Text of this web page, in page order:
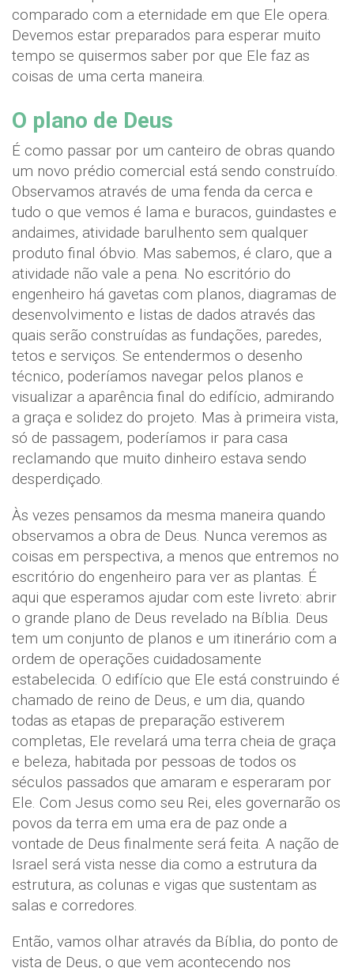
comparado com a eternidade em que Ele opera.
Devemos estar preparados para esperar muito
tempo se quisermos saber por que Ele faz as
coisas de uma certa maneira.
O plano de Deus
É como passar por um canteiro de obras quando
um novo prédio comercial está sendo construído.
Observamos através de uma fenda da cerca e
tudo o que vemos é lama e buracos, guindastes e
andaimes, atividade barulhento sem qualquer
produto final óbvio. Mas sabemos, é claro, que a
atividade não vale a pena. No escritório do
engenheiro há gavetas com planos, diagramas de
desenvolvimento e listas de dados através das
quais serão construídas as fundações, paredes,
tetos e serviços. Se entendermos o desenho
técnico, poderíamos navegar pelos planos e
visualizar a aparência final do edifício, admirando
a graça e solidez do projeto. Mas à primeira vista,
só de passagem, poderíamos ir para casa
reclamando que muito dinheiro estava sendo
desperdiçado.
Às vezes pensamos da mesma maneira quando
observamos a obra de Deus. Nunca veremos as
coisas em perspectiva, a menos que entremos no
escritório do engenheiro para ver as plantas. É
aqui que esperamos ajudar com este livreto: abrir
o grande plano de Deus revelado na Bíblia. Deus
tem um conjunto de planos e um itinerário com a
ordem de operações cuidadosamente
estabelecida. O edifício que Ele está construindo é
chamado de reino de Deus, e um dia, quando
todas as etapas de preparação estiverem
completas, Ele revelará uma terra cheia de graça
e beleza, habitada por pessoas de todos os
séculos passados que amaram e esperaram por
Ele. Com Jesus como seu Rei, eles governarão os
povos da terra em uma era de paz onde a
vontade de Deus finalmente será feita. A nação de
Israel será vista nesse dia como a estrutura da
estrutura, as colunas e vigas que sustentam as
salas e corredores.
Então, vamos olhar através da Bíblia, do ponto de
vista de Deus, o que vem acontecendo nos